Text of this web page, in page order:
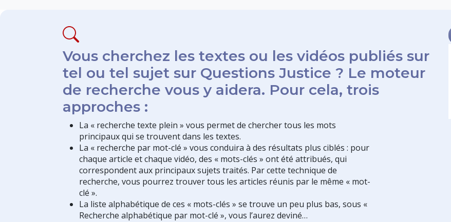
Vous cherchez les textes ou les vidéos publiés sur
tel ou tel sujet sur Questions Justice ? Le moteur
de recherche vous y aidera. Pour cela, trois
approches :
La « recherche texte plein » vous permet de chercher tous les mots
principaux qui se trouvent dans les textes.
La « recherche par mot-clé » vous conduira à des résultats plus ciblés : pour
chaque article et chaque vidéo, des « mots-clés » ont été attribués, qui
correspondent aux principaux sujets traités. Par cette technique de
recherche, vous pourrez trouver tous les articles réunis par le même « mot-
clé ».
La liste alphabétique de ces « mots-clés » se trouve un peu plus bas, sous «
Recherche alphabétique par mot-clé », vous l’aurez deviné…